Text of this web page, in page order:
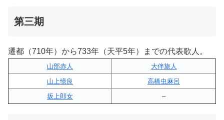
第三期
遷都（710年）から733年（天平5年）までの代表歌人。
山部赤人
大伴旅人
山上憶良
高橋虫麻呂
坂上郎女
–